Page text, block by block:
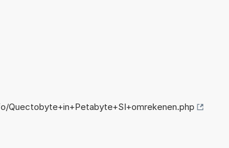
Quectobyte+in+Petabyte+SI+omrekenen.php